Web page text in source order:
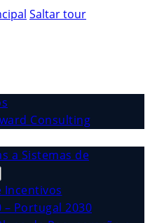
Saltar tour
Consulting
a Sistemas de
Incentivos
– Portugal 2030